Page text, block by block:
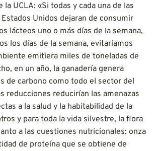
UCLA: «Si todas y cada una de las
Unidos dejaran de consumir
lácteos uno o más días de la semana,
los días de la semana, evitaríamos
emitiera miles de toneladas de
en un año, la ganadería genera
de carbono como todo el sector del
reducciones reducirían las amenazas
a la salud y la habitabilidad de la
y para toda la vida silvestre, la flora
a las cuestiones nutricionales: onza
de proteína que se obtiene de